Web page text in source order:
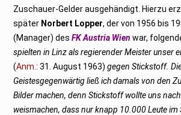
Zuschauer-Gelder ausgehändigt. Hierzu
später Norbert Lopper, der von 1956 bis
(Manager) desFK Austria Wien war,
spielten in Linz als regierender Meister unser
(Anm.: 31. August 1963) gegen Stickstoff.
Geistesgegenwärtig ließ ich damals von den
Bilder machen, denn Stickstoff wollte uns
weismachen, dass nur knapp 10.000 Leute